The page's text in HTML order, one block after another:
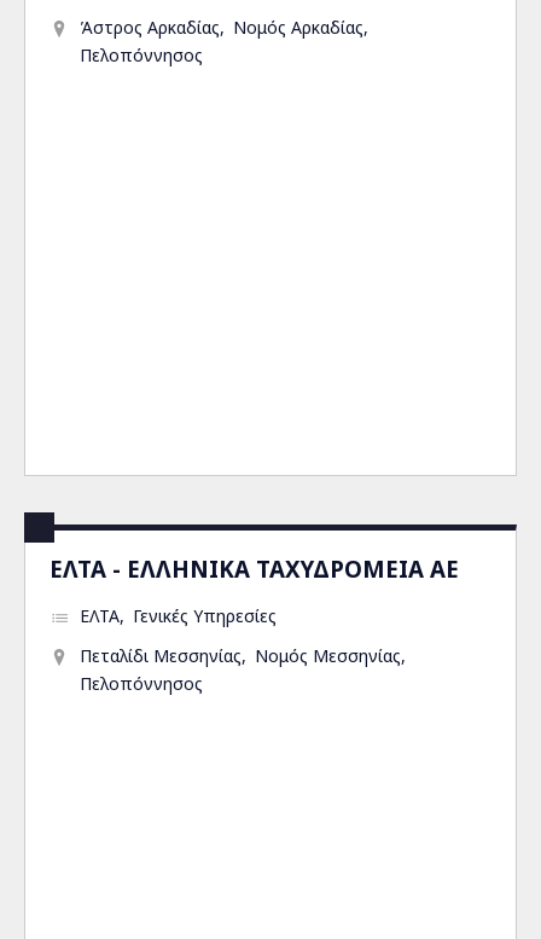
Άστρος Αρκαδίας
Νομός Αρκαδίας
Πελοπόννησος
ΕΛΤΑ - ΕΛΛΗΝΙΚΑ ΤΑΧΥΔΡΟΜΕΙΑ ΑΕ
ΕΛΤΑ
Γενικές Υπηρεσίες
Πεταλίδι Μεσσηνίας
Νομός Μεσσηνίας
Πελοπόννησος